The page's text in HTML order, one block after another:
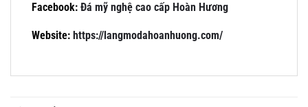
Facebook: Đá mỹ nghệ cao cấp Hoàn Hương
Website: https://langmodahoanhuong.com/